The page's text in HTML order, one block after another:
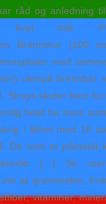
råd og anledning
mitt.
Brannmur (100
med
utenpå brennbar
Strays skuter best
helst ha navn
i likhet med 18
De som er påmeldt
[…] Se mer
vet at grønnsaker,
vitaminer,